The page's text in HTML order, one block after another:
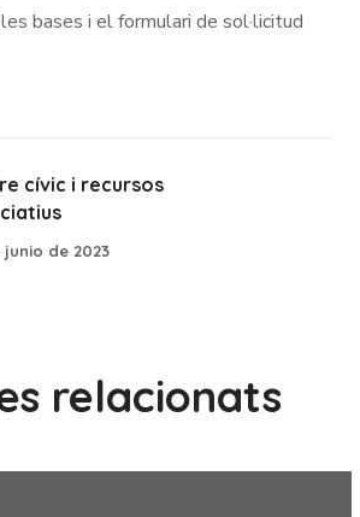
bases i el formulari de sol·licitud
cívic i recursos
junio de 2023
relacionats